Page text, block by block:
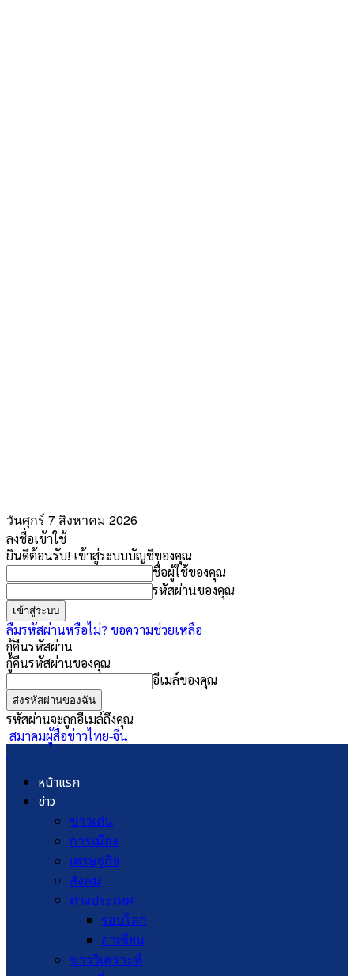
วันศุกร์ 7 สิงหาคม 2026
ลงชื่อเข้าใช้
ยินดีต้อนรับ! เข้าสู่ระบบบัญชีของคุณ
ชื่อผู้ใช้ของคุณ
รหัสผ่านของคุณ
ลืมรหัสผ่านหรือไม่? ขอความช่วยเหลือ
กู้คืนรหัสผ่าน
กู้คืนรหัสผ่านของคุณ
อีเมล์ของคุณ
รหัสผ่านจะถูกอีเมล์ถึงคุณ
สมาคมผู้สื่อข่าวไทย-จีน
หน้าแรก
ข่าว
ข่าวเด่น
การเมือง
เศรษฐกิจ
สังคม
ต่างประเทศ
รอบโลก
อาเซียน
ข่าววิเคราะห์